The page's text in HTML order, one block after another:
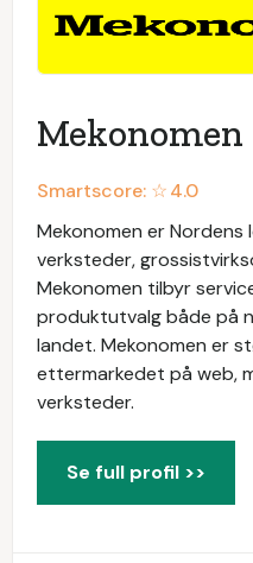
Mekonomen
Smartscore: ☆4.0
Mekonomen er Nordens
verksteder,
Mekonomen tilbyr
produktutvalg både på
landet. Mekonomen er
ettermarkedet på web,
verksteder.
Se full profil >>